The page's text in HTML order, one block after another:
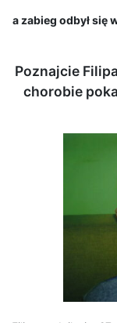
a zabieg odbył się
Poznajcie
chorobie